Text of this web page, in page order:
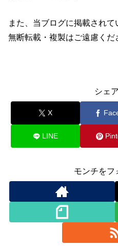
また、当ブログに掲載され
無断転載・複製はご遠慮くだ
シェ
X
LINE
モンチをフ